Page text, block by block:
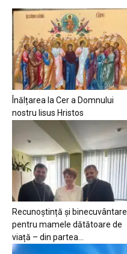
Înălțarea la Cer a Domnului
nostru Iisus Hristos
Recunoștință și binecuvântare
pentru mamele dătătoare de
viață – din partea...